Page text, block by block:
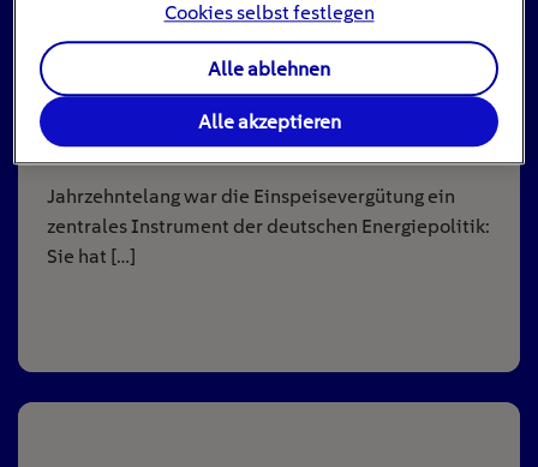
Einspeisevergütung für Photovoltaik-
Anlagen
8min
Jahrzehntelang war die Einspeisevergütung ein
zentrales Instrument der deutschen Energiepolitik:
Sie hat […]
Cookies selbst festlegen
Alle ablehnen
Alle akzeptieren